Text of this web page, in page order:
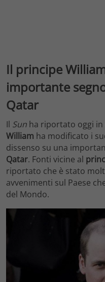
Il principe
importante
Qatar
Il Sun ha riportato oggi in
William ha modificato i
dissenso su una
Qatar. Fonti vicine al
riportato che è stato
avvenimenti sul Paese
del Mondo.